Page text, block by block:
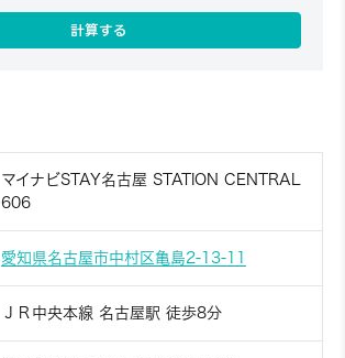
計算する
マイナビSTAY名古屋 STATION CENTRAL
606
愛知県名古屋市中村区亀島2-13-11
ＪＲ中央本線 名古屋駅 徒歩8分